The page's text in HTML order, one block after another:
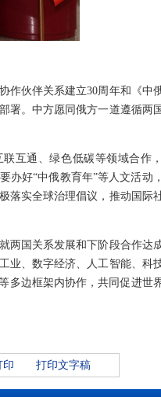
作伙伴关系建立30周年和《中
署。中方愿同俄方一道遵循两
互通、绿色低碳等领域合作
办好“中俄教育年”等人文活动
落实全球治理倡议，推动国际
两国关系发展和下阶段合作达
业、数字经济、人工智能、科
多边框架内协作，共同促进世
印 打印文字稿